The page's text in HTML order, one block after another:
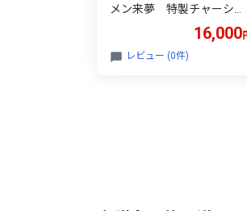
メン来夢 特製チャーシュ
ック 冷凍 会津 喜多
方 喜多方ラーメン おつ
16,000
レビュー (0件)